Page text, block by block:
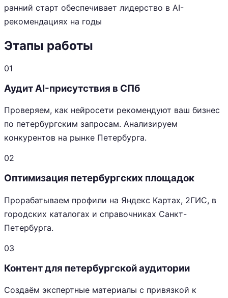
ранний старт обеспечивает лидерство в AI-
рекомендациях на годы
Этапы работы
01
Аудит AI-присутствия в СПб
Проверяем, как нейросети рекомендуют ваш бизнес
по петербургским запросам. Анализируем
конкурентов на рынке Петербурга.
02
Оптимизация петербургских площадок
Прорабатываем профили на Яндекс Картах, 2ГИС, в
городских каталогах и справочниках Санкт-
Петербурга.
03
Контент для петербургской аудитории
Создаём экспертные материалы с привязкой к